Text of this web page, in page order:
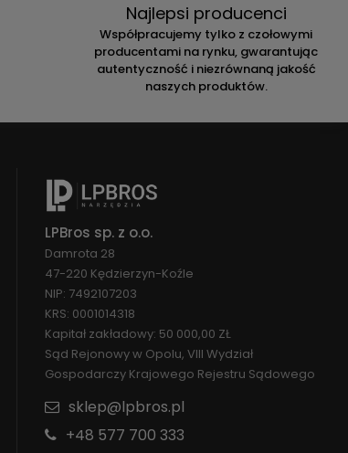
Najlepsi producenci
Współpracujemy tylko z czołowymi
producentami na rynku, gwarantując
autentyczność i niezrównaną jakość
naszych produktów.
LPBros sp. z o.o.
Damrota 28
47-220 Kędzierzyn-Koźle
NIP: 7492107203
KRS: 0001014318
Kapitał zakładowy: 50 000,00 ZŁ
Sąd Rejonowy w Opolu, VIII Wydział
Gospodarczy Krajowego Rejestru Sądowego
sklep@lpbros.pl
+48 577 700 333